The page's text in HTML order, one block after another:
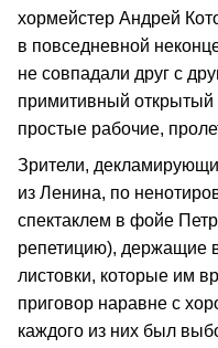
хормейстер Андрей
в повседневной
не совпадали друг с
примитивный открытый
простые рабочие,
Зрители,
из Ленина, по
спектаклем в фойе
репетицию), держащие
листовки, которые им
приговор наравне с
каждого из них был